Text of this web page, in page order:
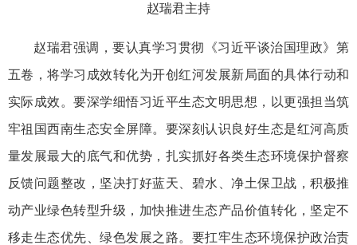
赵瑞君主持
赵瑞君强调，要认真学习贯彻《习近平谈治国理政》第
五卷，将学习成效转化为开创红河发展新局面的具体行动和
实际成效。要深学细悟习近平生态文明思想，以更强担当筑
牢祖国西南生态安全屏障。要深刻认识良好生态是红河高质
量发展最大的底气和优势，扎实抓好各类生态环境保护督察
反馈问题整改，坚决打好蓝天、碧水、净土保卫战，积极推
动产业绿色转型升级，加快推进生态产品价值转化，坚定不
移走生态优先、绿色发展之路。要扛牢生态环境保护政治责